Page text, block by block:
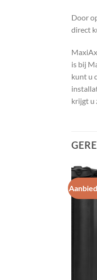
Door
direct
is bij
kunt u
krijgt u